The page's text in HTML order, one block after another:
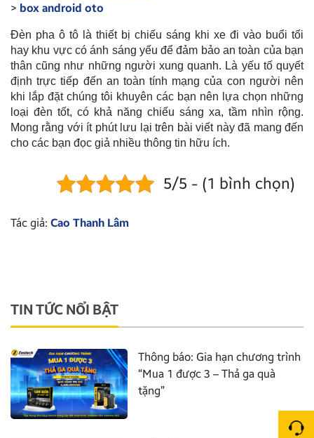
> box android oto
Đèn pha ô tô là thiết bị chiếu sáng khi xe đi vào buổi tối
hay khu vực có ánh sáng yếu để đảm bảo an toàn của bạn
thân cũng như những người xung quanh. Là yếu tố quyết
định trực tiếp đến an toàn tính mạng của con người nên
khi lắp đặt chúng tôi khuyên các bạn nên lựa chọn những
loại đèn tốt, có khả năng chiếu sáng xa, tầm nhìn rộng.
Mong rằng với ít phút lưu lại trên bài viết này đã mang đến
cho các bạn đọc giả nhiều thông tin hữu ích.
5/5 - (1 bình chọn)
Tác giả: Cao Thanh Lâm
TIN TỨC NỔI BẬT
Thông báo: Gia hạn chương trình
“Mua 1 được 3 – Thả ga quà
tặng”